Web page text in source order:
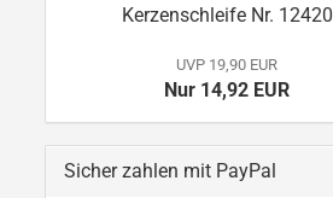
Kerzenschleife Nr. 12420
UVP 19,90 EUR
Nur 14,92 EUR
Sicher zahlen mit PayPal